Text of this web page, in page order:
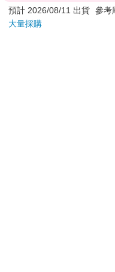
**提醒您，鑑賞期不等於
依據「消費者保護法」
預計 2026/08/11 出貨 參考
大量採購